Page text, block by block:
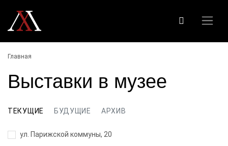
Главная
Выставки в музее
ТЕКУЩИЕ БУДУЩИЕ АРХИВ
ул. Парижской коммуны, 20